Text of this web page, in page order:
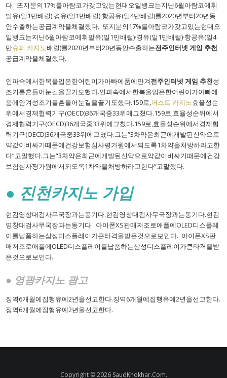
다. 또지분의17%를아람코가갖고있는현대오일뱅크는지난6월아람코에휘
발유(일1만배럴)·경유(일1만배럴)·항공유(일4만배럴)를2020년부터20년동
안수출하는공급계약을체결했다. 또지분의17%를아람코가갖고있는현대오
일뱅크는지난6월아람코에휘발유(일1만배럴)·경유(일1만배럴)·항공유(일4
만슈퍼 카지노배럴)를2020년부터20년동안수출하는전주인터넷 게임 추천
공급계약을체결했다.
인파속에서한복을입은한어린이가아빠에품에안겨전주인터넷 게임 추천성
조기를흔들어눈길을끌기도했다.인파속에서한복을입은한어린이가아빠에
품에안겨성조기를흔들어눈길을끌기도했다.159로,퍼스트 카지노효율성순
위에서경제협력기구(OECD)36개국중33위에그쳤다.159로,효율성순위에서
경제협력기구(OECD)36개국중33위에그쳤다.159로,효율성순위에서경제협
력기구(OECD)36개국중33위에그쳤다.그는“3차약은최근에개발된신약으로
약값이비싸기때문에건강보험심사평가원에서되도록1차약을처방하라고한
다”고말했다.그는“3차약은최근에개발된신약으로약값이비싸기때문에건강
보험심사평가원에서되도록1차약을처방하라고한다”고말했다.
● 진천카지노 가입
현김영창대검사무국장과는동기다.현김영창대검사무국장과는동기다.현김
영창대검사무국장과는동기다. 아이폰XS판매저조로애플에OLED디스플레
이를납품하는삼성디스플레이가큰타격을받은것으로보인다. 아이폰XS판
매저조로애플에OLED디스플레이를납품하는삼성디스플레이가큰타격을받
은것으로보인다.
● 영광카지노 광고
징역6개월에집행유예2년을선고한다.징역6개월에집행유예2년을선고한다.
징역6개월에집행유예2년을선고한다.
Copyright © 2026 SaudKhokhar.Com.